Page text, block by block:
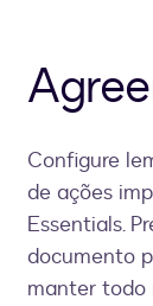
Configure
de ações
Essentials.
documento
manter todo